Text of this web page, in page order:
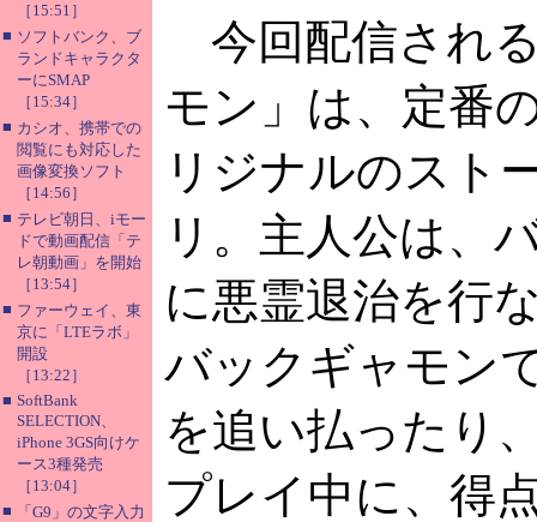
［15:51］
■ ソフトバンク、ブ
ランドキャラクタ
ーにSMAP
［15:34］
■ カシオ、携帯での
閲覧にも対応した
画像変換ソフト
［14:56］
■ テレビ朝日、iモー
ドで動画配信「テ
レ朝動画」を開始
［13:54］
■ ファーウェイ、東
京に「LTEラボ」
開設
［13:22］
■ SoftBank
SELECTION、
iPhone 3GS向けケ
ース3種発売
［13:04］
■
「G9」の文字入力
今回配信され
モン」は、定番
リジナルのスト
リ。主人公は、
に悪霊退治を行
バックギャモン
を追い払ったり
プレイ中に、得